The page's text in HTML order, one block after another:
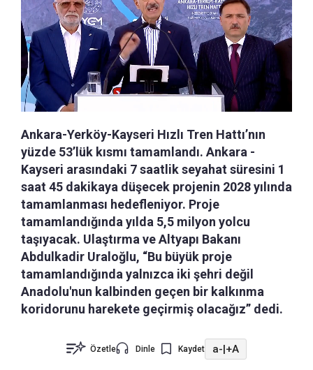
Ankara-Yerköy-Kayseri Hızlı Tren Hattı’nın
yüzde 53’lük kısmı tamamlandı. Ankara -
Kayseri arasındaki 7 saatlik seyahat süresini 1
saat 45 dakikaya düşecek projenin 2028 yılında
tamamlanması hedefleniyor. Proje
tamamlandığında yılda 5,5 milyon yolcu
taşıyacak. Ulaştırma ve Altyapı Bakanı
Abdulkadir Uraloğlu, “Bu büyük proje
tamamlandığında yalnızca iki şehri değil
Anadolu'nun kalbinden geçen bir kalkınma
koridorunu harekete geçirmiş olacağız” dedi.
Özetle Dinle Kaydet a-|+A